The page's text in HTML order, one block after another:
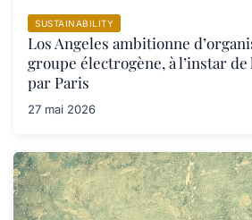
SUSTAINABILITY
Los Angeles ambitionne
groupe électrogène, à l’instar de
par Paris
27 mai 2026